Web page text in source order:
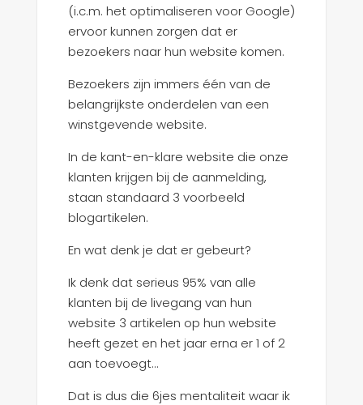
(i.c.m. het optimaliseren voor Google)
ervoor kunnen zorgen dat er
bezoekers naar hun website komen.
Bezoekers zijn immers één van de
belangrijkste onderdelen van een
winstgevende website.
In de kant-en-klare website die onze
klanten krijgen bij de aanmelding,
staan standaard 3 voorbeeld
blogartikelen.
En wat denk je dat er gebeurt?
Ik denk dat serieus 95% van alle
klanten bij de livegang van hun
website 3 artikelen op hun website
heeft gezet en het jaar erna er 1 of 2
aan toevoegt…
Dat is dus die 6jes mentaliteit waar ik